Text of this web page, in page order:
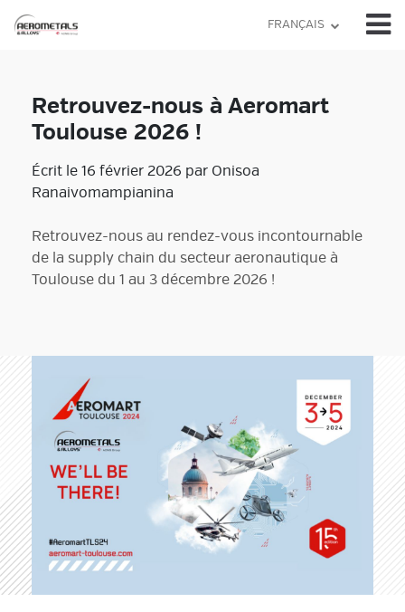
Skip
FRANÇAIS
Retrouvez-nous à Aeromart
Toulouse 2026 !
Écrit le 16 février 2026 par Onisoa
Ranaivomampianina
Retrouvez-nous au rendez-vous incontournable
de la supply chain du secteur aeronautique à
Toulouse du 1 au 3 décembre 2026 !